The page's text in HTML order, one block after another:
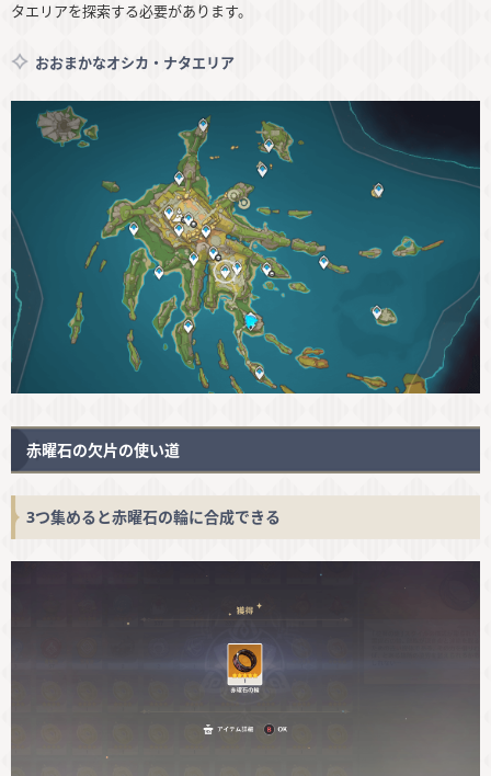
タエリアを探索する必要があります。
おおまかなオシカ・ナタエリア
赤曜石の欠片の使い道
3つ集めると赤曜石の輪に合成できる